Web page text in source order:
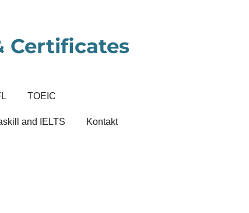
Certificates
TOEIC
and IELTS Kontakt